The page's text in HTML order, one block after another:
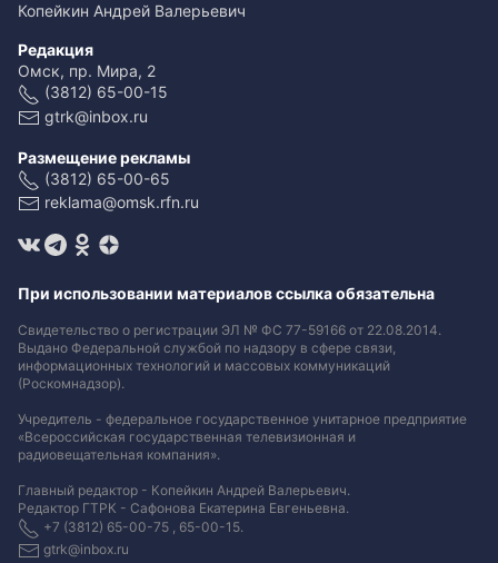
Копейкин Андрей Валерьевич
Редакция
Омск, пр. Мира, 2
(3812) 65-00-15
gtrk@inbox.ru
Размещение рекламы
(3812) 65-00-65
reklama@omsk.rfn.ru
При использовании материалов ссылка обязательна
Свидетельство о регистрации ЭЛ № ФС 77-59166 от 22.08.2014.
Выдано Федеральной службой по надзору в сфере связи,
информационных технологий и массовых коммуникаций
(Роскомнадзор).
Учредитель - федеральное государственное унитарное предприятие
«Всероссийская государственная телевизионная и
радиовещательная компания».
Главный редактор - Копейкин Андрей Валерьевич.
Редактор ГТРК - Сафонова Екатерина Евгеньевна.
+7 (3812) 65-00-75 , 65-00-15.
gtrk@inbox.ru